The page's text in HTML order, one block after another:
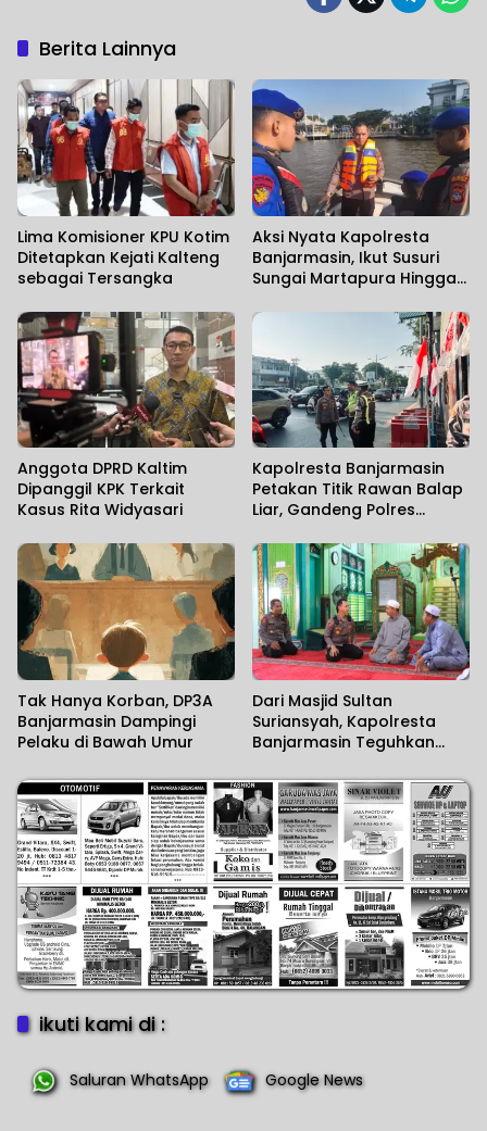
Berita Lainnya
Lima Komisioner KPU Kotim
Ditetapkan Kejati Kalteng
sebagai Tersangka
Aksi Nyata Kapolresta
Banjarmasin, Ikut Susuri
Sungai Martapura Hingga
Ditemukan
Anggota DPRD Kaltim
Dipanggil KPK Terkait
Kasus Rita Widyasari
Kapolresta Banjarmasin
Petakan Titik Rawan Balap
Liar, Gandeng Polres
Pencegahan
Tak Hanya Korban, DP3A
Banjarmasin Dampingi
Pelaku di Bawah Umur
Dari Masjid Sultan
Suriansyah, Kapolresta
Banjarmasin Teguhkan
Masyarakat
ikuti kami di :
Saluran WhatsApp Google News